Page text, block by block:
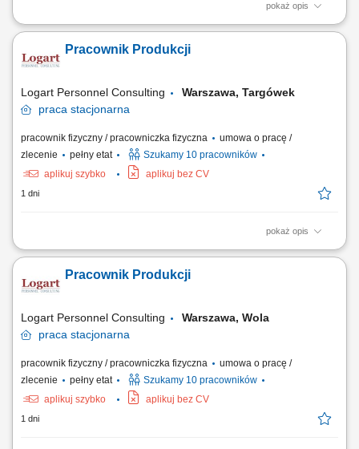
pokaż opis
Opis stanowiska: Wykonywanie prac związanych z bieżącą produkcją;
wytwarzanych produktów; Montaż produktów; Dbanie o porządek i
bezpieczeństwo na stanowisku pracy; Współpraca z pozostałymi
Pracownik Produkcji
Logart Personnel Consulting
Warszawa, Targówek
praca stacjonarna
pracownik fizyczny / pracowniczka fizyczna
umowa o pracę /
zlecenie
pełny etat
Szukamy 10 pracowników
aplikuj szybko
aplikuj bez CV
1 dni
pokaż opis
Opis stanowiska: Wykonywanie prac związanych z bieżącą produkcją;
wytwarzanych produktów; Montaż produktów; Dbanie o porządek i
bezpieczeństwo na stanowisku pracy; Współpraca z pozostałymi
Pracownik Produkcji
Logart Personnel Consulting
Warszawa, Wola
praca stacjonarna
pracownik fizyczny / pracowniczka fizyczna
umowa o pracę /
zlecenie
pełny etat
Szukamy 10 pracowników
aplikuj szybko
aplikuj bez CV
1 dni